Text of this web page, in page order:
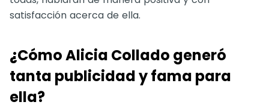
satisfacción acerca de ella.
¿Cómo Alicia Collado generó
tanta publicidad y fama para
ella?